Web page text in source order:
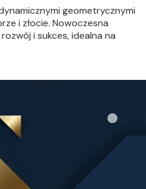
geometrycznymi
i złocie. Nowoczesna
i sukces, idealna na